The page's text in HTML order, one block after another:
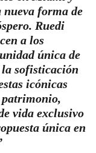
nueva forma de
Ruedi
a los
única de
sofisticación
icónicas
patrimonio,
vida exclusivo
única en